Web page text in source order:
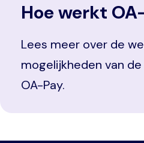
Hoe werkt
Lees meer over de
mogelijkheden van
OA-Pay.